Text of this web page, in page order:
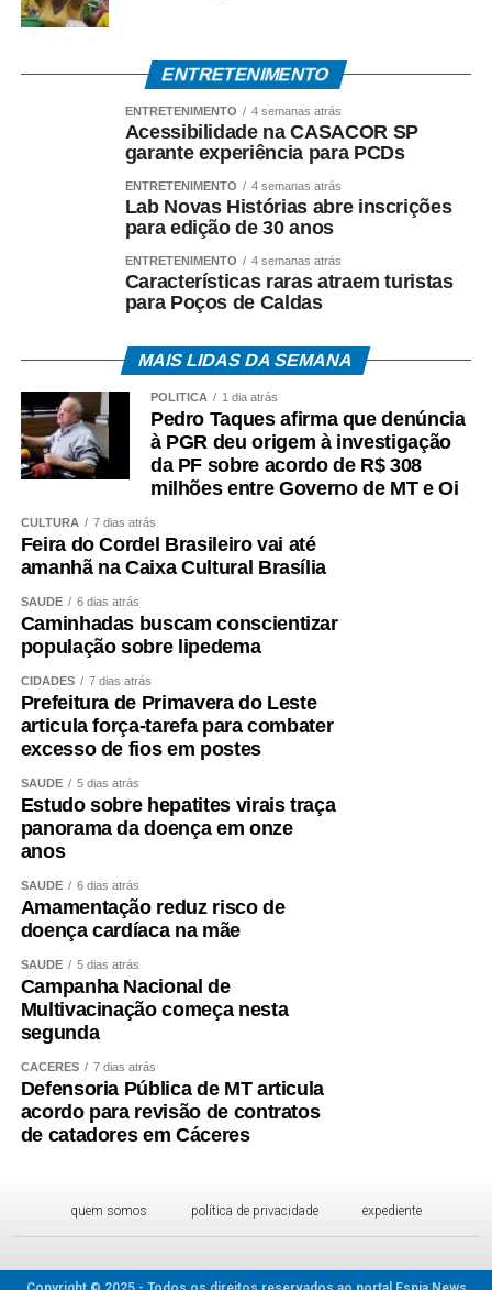
ENTRETENIMENTO
ENTRETENIMENTO 4 semanas atrás
Acessibilidade na CASACOR SP
garante experiência para PCDs
ENTRETENIMENTO 4 semanas atrás
Lab Novas Histórias abre inscrições
para edição de 30 anos
ENTRETENIMENTO 4 semanas atrás
Características raras atraem turistas
para Poços de Caldas
MAIS LIDAS DA SEMANA
POLÍTICA 1 dia atrás
Pedro Taques afirma que denúncia
à PGR deu origem à investigação
da PF sobre acordo de R$ 308
milhões entre Governo de MT e Oi
CULTURA 7 dias atrás
Feira do Cordel Brasileiro vai até
amanhã na Caixa Cultural Brasília
SAÚDE 6 dias atrás
Caminhadas buscam conscientizar
população sobre lipedema
CIDADES 7 dias atrás
Prefeitura de Primavera do Leste
articula força-tarefa para combater
excesso de fios em postes
SAÚDE 5 dias atrás
Estudo sobre hepatites virais traça
panorama da doença em onze
anos
SAÚDE 6 dias atrás
Amamentação reduz risco de
doença cardíaca na mãe
SAÚDE 5 dias atrás
Campanha Nacional de
Multivacinação começa nesta
segunda
CÁCERES 7 dias atrás
Defensoria Pública de MT articula
acordo para revisão de contratos
de catadores em Cáceres
quem somos política de privacidade expediente